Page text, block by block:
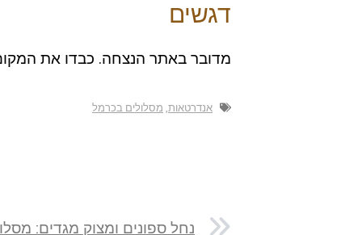
דגשים
מדובר באתר הנצחה. כבדו את
אנדרטאות מסלולים בכרמל